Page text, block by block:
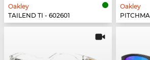
Oakley
TAILEND TI - 602601
Oakley